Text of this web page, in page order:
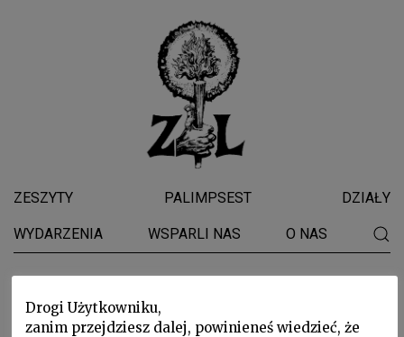
ZESZYTY PALIMPSEST DZIAŁY
WYDARZENIA WSPARLI NAS O NAS
ANNA PIWKOWSKA
Drogi Użytkowniku,
zanim przejdziesz dalej, powinieneś wiedzieć, że